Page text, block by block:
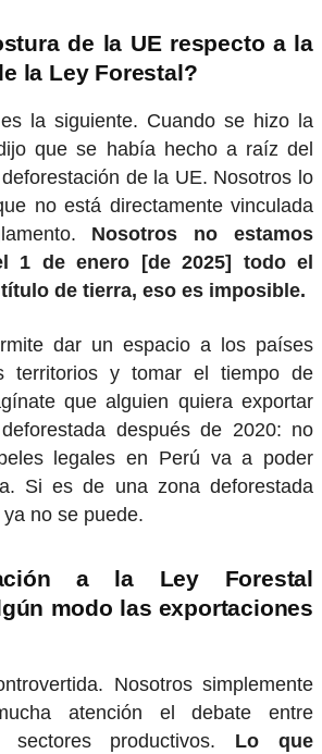
de la UE respecto a la
la Ley Forestal?
la siguiente. Cuando se hizo la
que se había hecho a raíz del
de la UE. Nosotros lo
no está directamente vinculada
Nosotros no estamos
1 de enero [de 2025] todo el
de tierra, eso es imposible.
dar un espacio a los países
territorios y tomar el tiempo de
que alguien quiera exportar
después de 2020: no
legales en Perú va a poder
Si es de una zona deforestada
no se puede.
a la Ley Forestal
modo las exportaciones
Nosotros simplemente
atención el debate entre
sectores productivos. Lo que